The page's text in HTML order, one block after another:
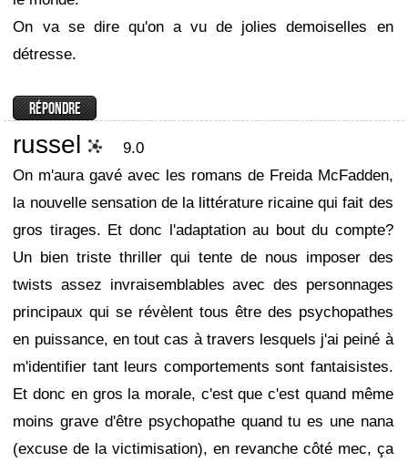
On va se dire qu'on a vu de jolies demoiselles en
détresse.
russel
9.0
On m'aura gavé avec les romans de Freida McFadden,
la nouvelle sensation de la littérature ricaine qui fait des
gros tirages. Et donc l'adaptation au bout du compte?
Un bien triste thriller qui tente de nous imposer des
twists assez invraisemblables avec des personnages
principaux qui se révèlent tous être des psychopathes
en puissance, en tout cas à travers lesquels j'ai peiné à
m'identifier tant leurs comportements sont fantaisistes.
Et donc en gros la morale, c'est que c'est quand même
moins grave d'être psychopathe quand tu es une nana
(excuse de la victimisation), en revanche côté mec, ça